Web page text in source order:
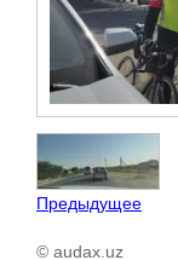
Предыдущее
© audax.uz